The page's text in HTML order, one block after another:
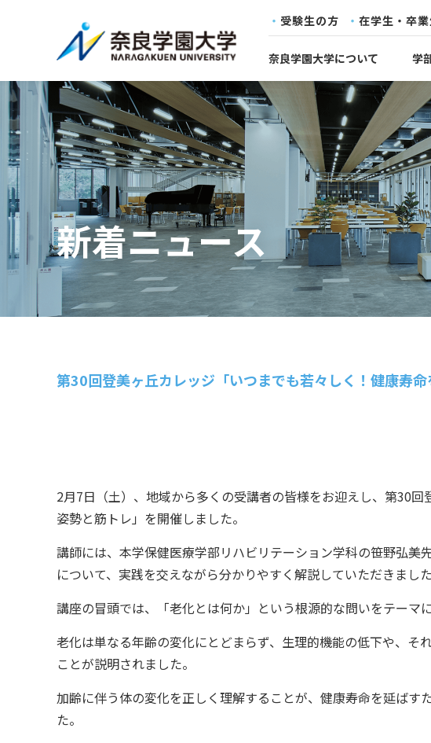
受験生の方 在学生・卒
奈良学園大学について 学
新着ニュース
第30回登美ヶ丘カレッジ「いつまでも若々しく！健康寿
2月7日（土）、地域から多くの受講者の皆様をお迎えし、第30
姿勢と筋トレ」を開催しました。
講師には、本学保健医療学部リハビリテーション学科の笹野弘
について、実践を交えながら分かりやすく解説していただきました
講座の冒頭では、「老化とは何か」という根源的な問いをテーマ
老化は単なる年齢の変化にとどまらず、生理的機能の低下や、そ
ことが説明されました。
加齢に伴う体の変化を正しく理解することが、健康寿命を延ば
た。